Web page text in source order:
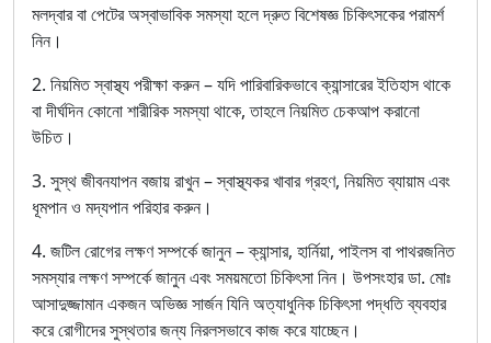
মলদ্বার বা পেটের অস্বাভাবিক সমস্যা হলে দ্রুত বিশেষজ্ঞ চিকিৎসকের পরামর্শ
নিন।
2. নিয়মিত স্বাস্থ্য পরীক্ষা করুন – যদি পারিবারিকভাবে ক্যান্সারের ইতিহাস থাকে
বা দীর্ঘদিন কোনো শারীরিক সমস্যা থাকে, তাহলে নিয়মিত চেকআপ করানো
উচিত।
3. সুস্থ জীবনযাপন বজায় রাখুন – স্বাস্থ্যকর খাবার গ্রহণ, নিয়মিত ব্যায়াম এবং
ধূমপান ও মদ্যপান পরিহার করুন।
4. জটিল রোগের লক্ষণ সম্পর্কে জানুন – ক্যান্সার, হার্নিয়া, পাইলস বা পাথরজনিত
সমস্যার লক্ষণ সম্পর্কে জানুন এবং সময়মতো চিকিৎসা নিন। উপসংহার ডা. মোঃ
আসাদুজ্জামান একজন অভিজ্ঞ সার্জন যিনি অত্যাধুনিক চিকিৎসা পদ্ধতি ব্যবহার
করে রোগীদের সুস্থতার জন্য নিরলসভাবে কাজ করে যাচ্ছেন।